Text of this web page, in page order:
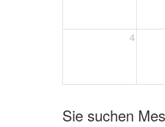
4
Sie suchen